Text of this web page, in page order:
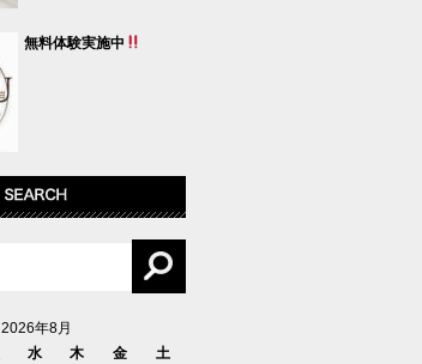
無料体験実施中
2026年8月
水 木 金
土